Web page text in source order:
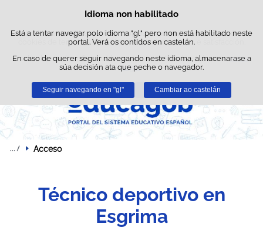
Política de cookies
Este sitio web utiliza cookies propias para facilitar a navegación e
cookies de terceiros para obter estatísticas de uso e satisfacción.
Pode obter máis información no apartado "Cookies" do nosoaviso
legal.
Aceptar Rexeitar
Idioma non habilitado
Está a tentar navegar polo idioma "gl" pero non está habilitado neste
portal. Verá os contidos en castelán.
En caso de querer seguir navegando neste idioma, almacenarase a
súa decisión ata que peche o navegador.
Seguir navegando en "gl" Cambiar ao castelán
Saltar ao contido
Acceso
Técnico deportivo en
Esgrima